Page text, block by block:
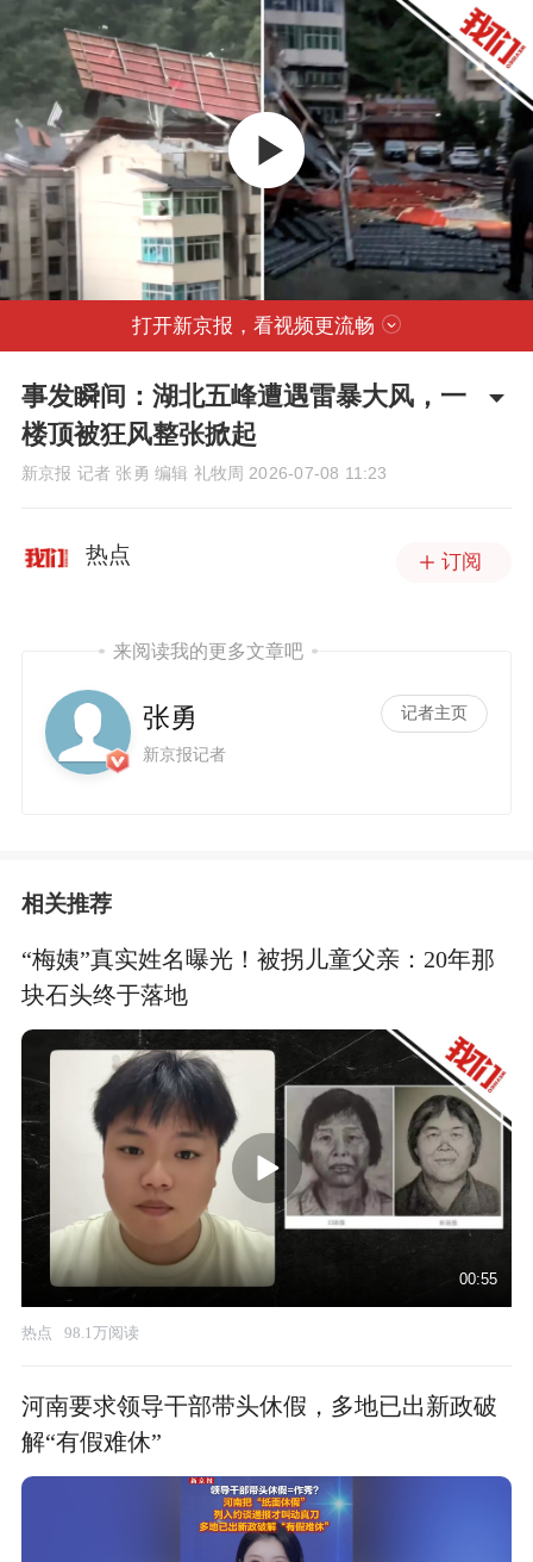
打开新京报，看视频更流畅
事发瞬间：湖北五峰遭遇雷暴大风，一
楼顶被狂风整张掀起
新京报 记者 张勇 编辑 礼牧周 2026-07-08 11:23
热点 订阅
来阅读我的更多文章吧
张勇
新京报记者
记者主页
相关推荐
“梅姨”真实姓名曝光！被拐儿童父亲：20年那
块石头终于落地
00:55
热点 98.1万阅读
河南要求领导干部带头休假，多地已出新政破
解“有假难休”